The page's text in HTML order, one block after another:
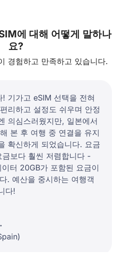
에 대해 어떻게 말하나
요?
경험하고 만족하고 있습니다.
기가고 eSIM 선택을 전혀
리하고 설정도 쉬우며 안정
의심스러웠지만, 일본에서
본 후 여행 중 연결을 유지
확신하게 되었습니다. 요금
보다 훨씬 저렴합니다 -
터 20GB가 포함된 요금이
. 예산을 중시하는 여행객
다!